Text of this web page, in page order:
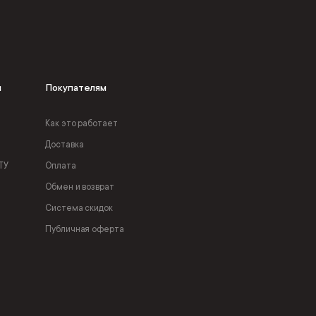
Покупателям
Как это работает
Доставка
Оплата
Обмен и возврат
Система скидок
Публичная оферта